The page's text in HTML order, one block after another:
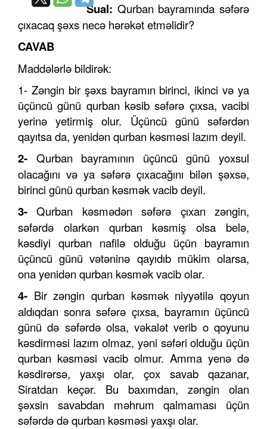
Sual: Qurban bayramında səfərə
çıxacaq şəxs necə hərəkət etməlidir?
CAVAB
Maddələrlə bildirək:
1- Zəngin bir şəxs bayramın birinci, ikinci və ya
üçüncü günü qurban kəsib səfərə çıxsa, vacibi
yerinə yetirmiş olur. Üçüncü günü səfərdən
qayıtsa da, yenidən qurban kəsməsi lazım deyil.
2- Qurban bayramının üçüncü günü yoxsul
olacağını və ya səfərə çıxacağını bilən şəxsə,
birinci günü qurban kəsmək vacib deyil.
3-Qurban kəsmədən səfərə çıxan zəngin,
səfərdə olarkən qurban kəsmiş olsa belə,
kəsdiyi qurban nafilə olduğu üçün bayramın
üçüncü günü vətəninə qayıdıb mükim olarsa,
ona yenidən qurban kəsmək vacib olar.
4- Bir zəngin qurban kəsmək niyyətilə qoyun
aldıqdan sonra səfərə çıxsa, bayramın üçüncü
günü də səfərdə olsa, vəkalət verib o qoyunu
kəsdirməsi lazım olmaz, yəni səfəri olduğu üçün
qurban kəsməsi vacib olmur. Amma yenə də
kəsdirərsə, yaxşı olar, çox savab qazanar,
Siratdan keçər. Bu baxımdan, zəngin olan
şəxsin savabdan məhrum qalmaması üçün
səfərdə də qurban kəsməsi yaxşı olar.